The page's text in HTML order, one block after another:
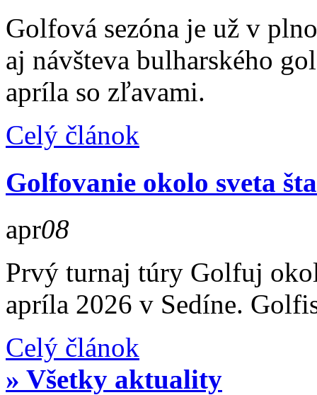
Golfová sezóna je už v
aj návšteva bulharského
apríla so zľavami.
Celý článok
Golfovanie okolo sveta
apr08
Prvý turnaj túry Golfuj
apríla 2026 v Sedíne.
Celý článok
» Všetky aktuality